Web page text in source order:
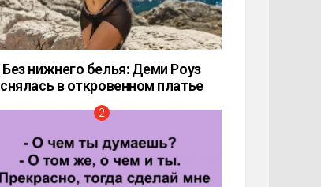
Без нижнего белья: Деми Роуз
снялась в откровенном платье